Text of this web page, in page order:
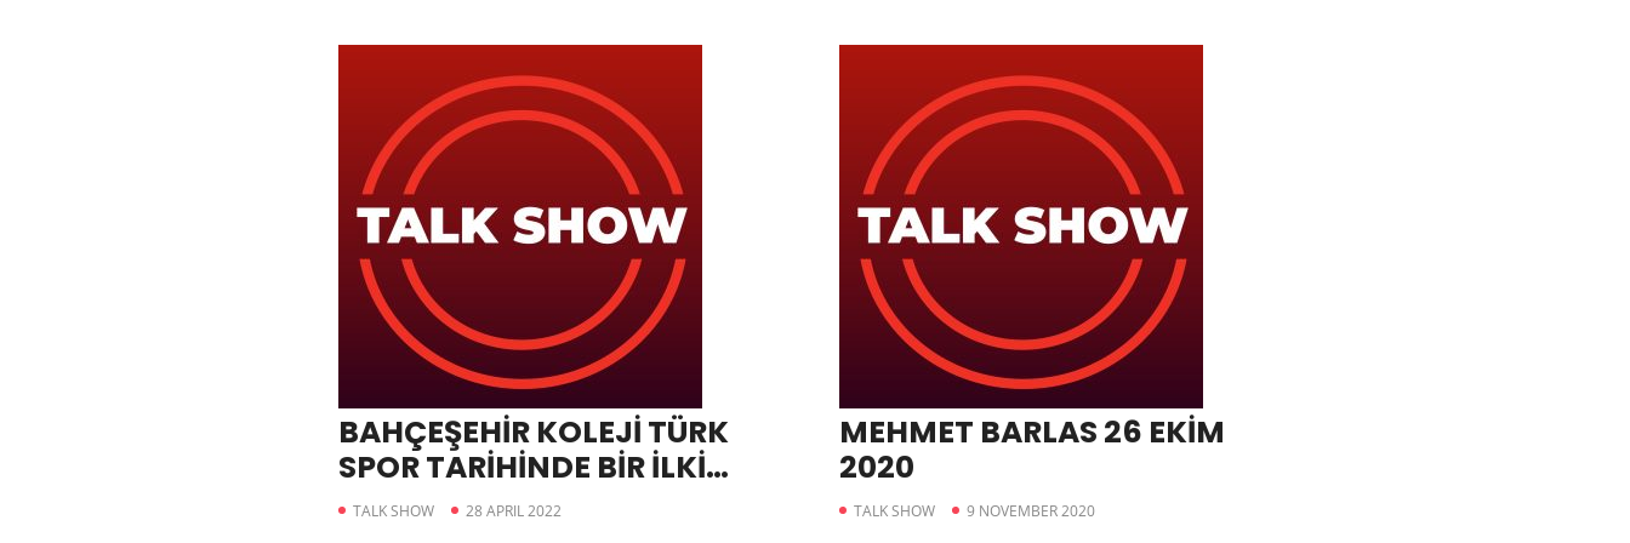
BAHÇEŞEHİR KOLEJİ TÜRK
SPOR TARİHİNDE BİR İLKİ
YAŞATTI
TALK SHOW 28 APRIL 2022
MEHMET BARLAS 26 EKİM
2020
TALK SHOW 9 NOVEMBER 2020